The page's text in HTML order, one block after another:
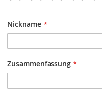
Nickname
Zusammenfassung